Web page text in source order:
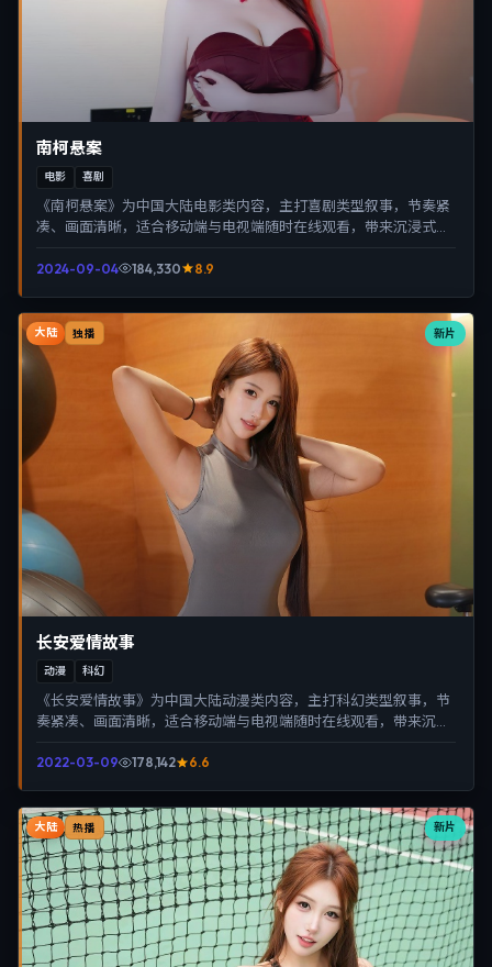
南柯悬案
电影 喜剧
《南柯悬案》为中国大陆电影类内容，主打喜剧类型叙事，节奏紧
凑、画面清晰，适合移动端与电视端随时在线观看，带来沉浸式视
2024-09-04 184,330 8.9
新片
大陆 独播
长安爱情故事
动漫 科幻
《长安爱情故事》为中国大陆动漫类内容，主打科幻类型叙事，节
奏紧凑、画面清晰，适合移动端与电视端随时在线观看，带来沉浸
2022-03-09 178,142 6.6
新片
大陆 热播